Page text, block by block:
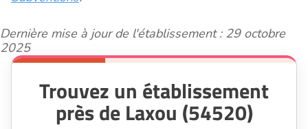
Dernière mise à jour de l'établissement : 29 octobre
2025
Trouvez un établissement
près de Laxou (54520)